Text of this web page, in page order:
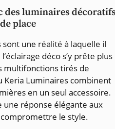
des luminaires
place
une réalité à laquelle il
déco s’y prête plus
multifonctions tirés de
Keria Luminaires combinent
en un seul accessoire.
réponse élégante aux
le style.